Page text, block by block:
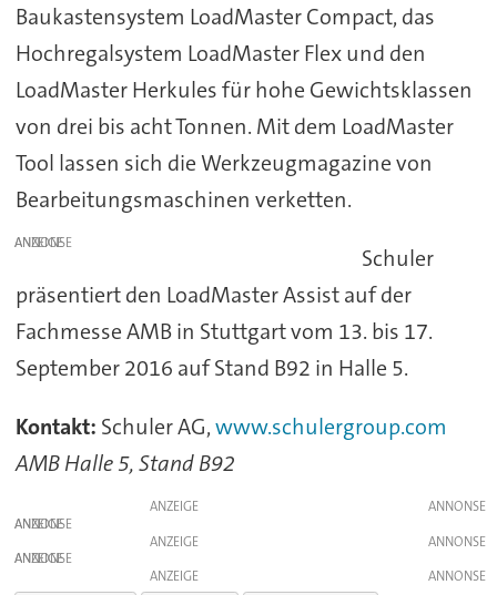
Baukastensystem LoadMaster Compact, das
Hochregalsystem LoadMaster Flex und den
LoadMaster Herkules für hohe Gewichtsklassen
von drei bis acht Tonnen. Mit dem LoadMaster
Tool lassen sich die Werkzeugmagazine von
Bearbeitungsmaschinen verketten.
ANZEIGE
Schuler
präsentiert den LoadMaster Assist auf der
Fachmesse AMB in Stuttgart vom 13. bis 17.
September 2016 auf Stand B92 in Halle 5.
Kontakt: Schuler AG,www.schulergroup.com
AMB Halle 5, Stand B92
ANZEIGE
ANZEIGE
ANZEIGE
ANZEIGE
ANZEIGE